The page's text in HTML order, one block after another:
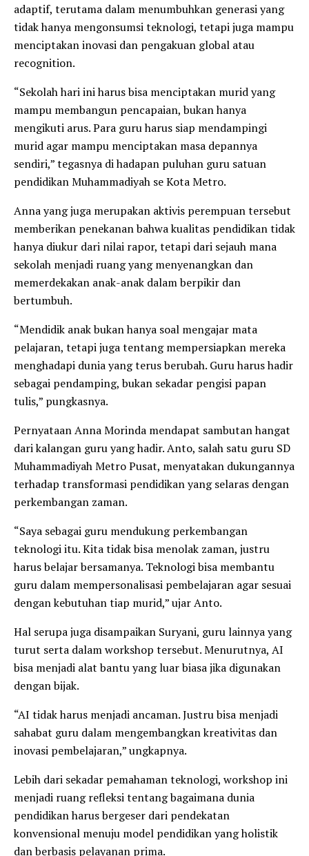
adaptif, terutama dalam menumbuhkan generasi yang
tidak hanya mengonsumsi teknologi, tetapi juga mampu
menciptakan inovasi dan pengakuan global atau
recognition.
“Sekolah hari ini harus bisa menciptakan murid yang
mampu membangun pencapaian, bukan hanya
mengikuti arus. Para guru harus siap mendampingi
murid agar mampu menciptakan masa depannya
sendiri,” tegasnya di hadapan puluhan guru satuan
pendidikan Muhammadiyah se Kota Metro.
Anna yang juga merupakan aktivis perempuan tersebut
memberikan penekanan bahwa kualitas pendidikan tidak
hanya diukur dari nilai rapor, tetapi dari sejauh mana
sekolah menjadi ruang yang menyenangkan dan
memerdekakan anak-anak dalam berpikir dan
bertumbuh.
“Mendidik anak bukan hanya soal mengajar mata
pelajaran, tetapi juga tentang mempersiapkan mereka
menghadapi dunia yang terus berubah. Guru harus hadir
sebagai pendamping, bukan sekadar pengisi papan
tulis,” pungkasnya.
Pernyataan Anna Morinda mendapat sambutan hangat
dari kalangan guru yang hadir. Anto, salah satu guru SD
Muhammadiyah Metro Pusat, menyatakan dukungannya
terhadap transformasi pendidikan yang selaras dengan
perkembangan zaman.
“Saya sebagai guru mendukung perkembangan
teknologi itu. Kita tidak bisa menolak zaman, justru
harus belajar bersamanya. Teknologi bisa membantu
guru dalam mempersonalisasi pembelajaran agar sesuai
dengan kebutuhan tiap murid,” ujar Anto.
Hal serupa juga disampaikan Suryani, guru lainnya yang
turut serta dalam workshop tersebut. Menurutnya, AI
bisa menjadi alat bantu yang luar biasa jika digunakan
dengan bijak.
“AI tidak harus menjadi ancaman. Justru bisa menjadi
sahabat guru dalam mengembangkan kreativitas dan
inovasi pembelajaran,” ungkapnya.
Lebih dari sekadar pemahaman teknologi, workshop ini
menjadi ruang refleksi tentang bagaimana dunia
pendidikan harus bergeser dari pendekatan
konvensional menuju model pendidikan yang holistik
dan berbasis pelayanan prima.